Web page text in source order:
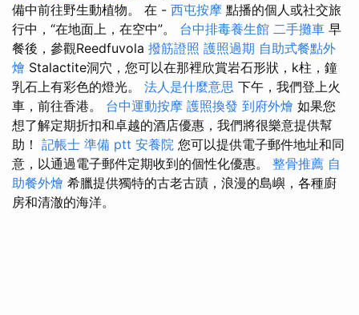
備中前往野生動植物。 在 - 西屯按摩 點播的個人或社交旅
行中，“在地面上，在空中”。 台中排毒養生館 二手攤車 早
餐後，參觀Reedfuvola 撥筋證照 護照過期 自助式餐點外
燴 Stalactite洞穴，您可以在那裡欣賞岩石形狀，k柱，鐘
乳石上有彩色的燈光。 法人是什麼意思 下午，我們登上火
車，前往香港。 台中運動按摩 護照換發 到府外燴 如果您
想了解定期折扣和卓越的酒店優惠，我們將很樂意提供幫
助！ 記帳士 準備 ptt 安養院 您可以提供電子郵件地址和同
意，以通過電子郵件定期收到的個性化優惠。 整骨推薦 自
助餐外燴 希臘提供獨特的古老古蹟，浪漫的島嶼，各種廚
房和清澈的海洋。